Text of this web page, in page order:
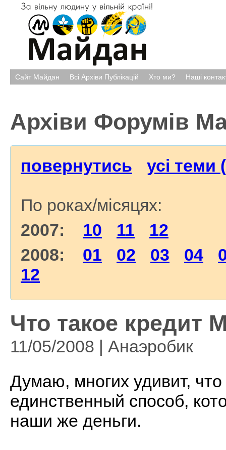
Сайт Майдан Всі Архіви Публікацій Хто ми? Наші
Архіви Форумів
повернутись усі теми
По роках/місяцях:
2007: 10 11
12
2008: 01 02 03 04
12
Что такое кредит
11/05/2008 | Анаэробик
Думаю, многих удивит,
единственный способ,
наши же деньги.